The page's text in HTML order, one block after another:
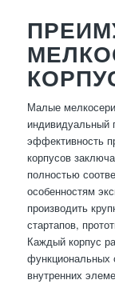
Малые
индивидуальный
эффективность
корпусов
полностью
особенностям
производить
стартапов,
Каждый корпус
функциональных
внутренних